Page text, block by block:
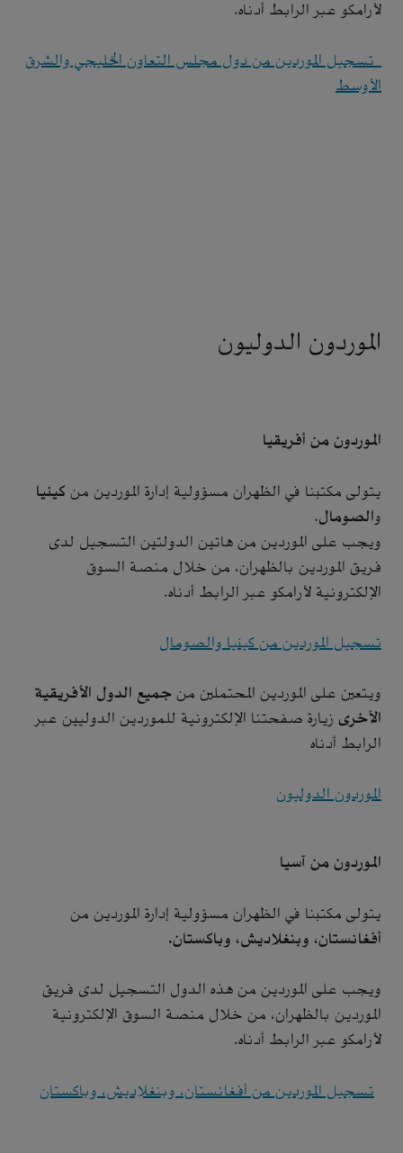
لأرامكو عبر الرابط أدناه.
تسجيل الموردين من دول مجلس التعاون الخليجي والشرق
الأوسط
الموردون الدوليون
الموردون من أفريقيا
يتولى مكتبنا في الظهران مسؤولية إدارة الموردين من كينيا
والصومال.
ويجب على الموردين من هاتين الدولتين التسجيل لدى
فريق الموردين بالظهران، من خلال منصة السوق
الإلكترونية لأرامكو عبر الرابط أدناه.
تسجيل الموردين من كينيا والصومال
ويتعين على الموردين المحتملين من جميع الدول الأفريقية
الأخرى زيارة صفحتنا الإلكترونية للموردين الدوليين عبر
الرابط أدناه
الموردون الدوليون
الموردون من آسيا
يتولى مكتبنا في الظهران مسؤولية إدارة الموردين من
أفغانستان، وبنغلاديش، وباكستان.
ويجب على الموردين من هذه الدول التسجيل لدى فريق
الموردين بالظهران، من خلال منصة السوق الإلكترونية
لأرامكو عبر الرابط أدناه.
تسجيل الموردين من أفغانستان، وبنغلاديش، وباكستان